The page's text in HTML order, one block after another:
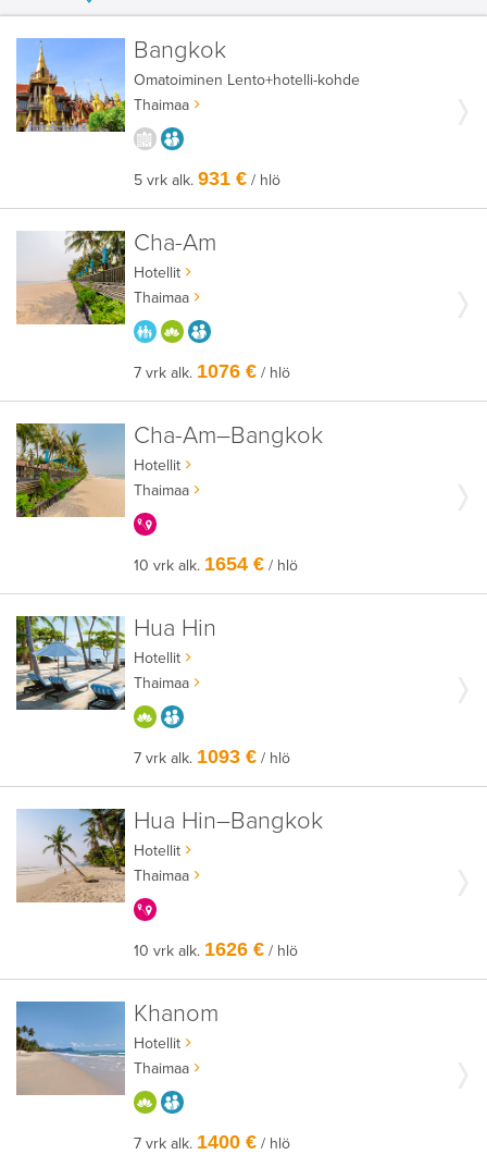
Bangkok
Omatoiminen Lento+hotelli-kohde
Thaimaa
KAUPUNGISTA KOKEMUKSIA
5 vrk alk.931 € / hlö
Cha-Am
Hotellit
Thaimaa
PARASTA PERHEELLE
HYVÄÄN OLOON
7 vrk alk. 1076 € / hlö
Cha-Am–Bangkok
Hotellit
Thaimaa
10 vrk alk. 1654 € / hlö
Hua Hin
Hotellit
Thaimaa
HYVÄÄN OLOON
7 vrk alk. 1093 € / hlö
Hua Hin–Bangkok
Hotellit
Thaimaa
10 vrk alk. 1626 € / hlö
Khanom
Hotellit
Thaimaa
HYVÄÄN OLOON
7 vrk alk. 1400 € / hlö